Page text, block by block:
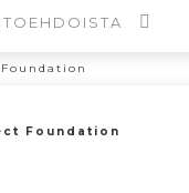
Foundation